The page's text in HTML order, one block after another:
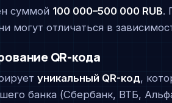
суммой 100 000–500 000 RUB.
могут отличаться в
QR-кода
уникальный QR-код,
банка (Сбербанк, ВТБ,